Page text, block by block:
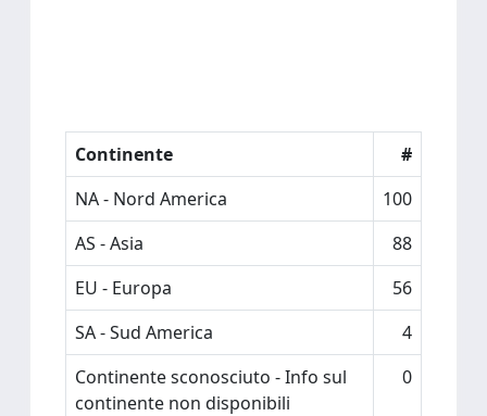
Continente
#
NA - Nord America
100
AS - Asia
88
EU - Europa
56
SA - Sud America
4
Continente sconosciuto - Info sul
continente non disponibili
0